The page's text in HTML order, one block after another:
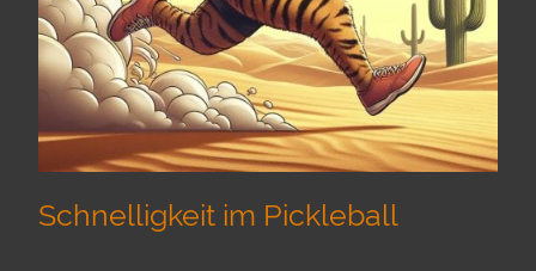
Schnelligkeit im Pickleball